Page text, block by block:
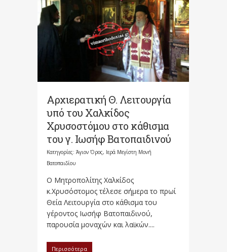
Αρχιερατική Θ. Λειτουργία
υπό του Χαλκίδος
Χρυσοστόμου στο κάθισμα
του γ. Ιωσήφ Βατοπαιδινού
Κατηγορίες: Άγιον Όρος, Ιερά Μεγίστη Μονή
Βατοπαιδίου
Ο Μητροπολίτης Χαλκίδος
κ.Χρυσόστομος τέλεσε σήμερα το πρωί
Θεία Λειτουργία στο κάθισμα του
γέροντος Ιωσήφ Βατοπαιδινού,
παρουσία μοναχών και λαϊκών....
Περισσότερα